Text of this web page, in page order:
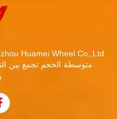
متوسطة الحجم تجمع بين